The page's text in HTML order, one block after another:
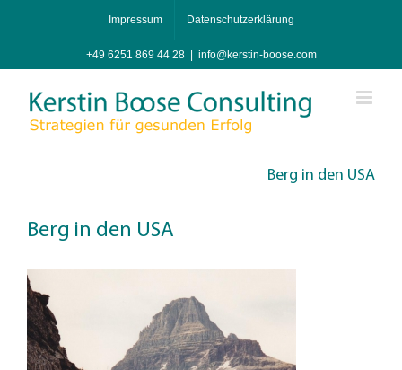
Impressum Datenschutzerklärung
+49 6251 869 44 28 info@kerstin-boose.com
Berg in den USA
Berg in den USA